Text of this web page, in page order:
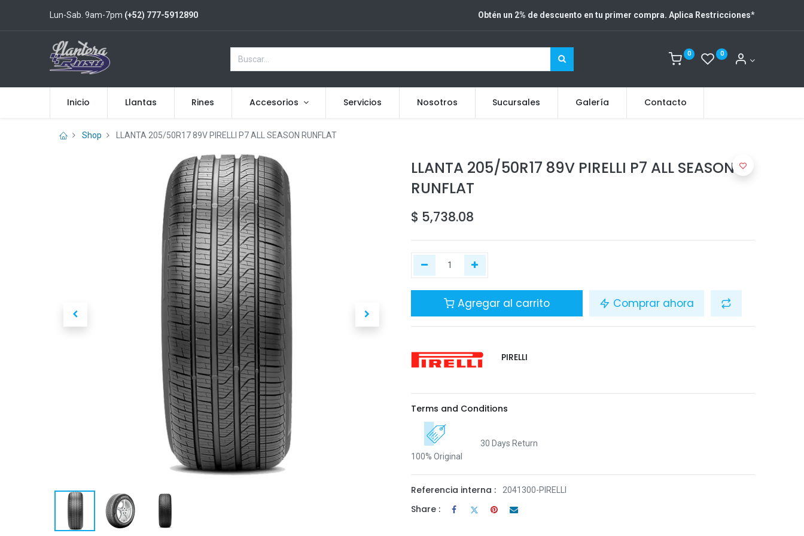
Lun-Sab. 9am-7pm (+52) 777-5912890 Obtén un 2% de descuento en tu primer compra. Aplica Restricciones*
0 0
Inicio Llantas Rines Accesorios Servicios Nosotros Sucursales Galería Contacto
Shop LLANTA 205/50R17 89V PIRELLI P7 ALL SEASON RUNFLAT
LLANTA 205/50R17 89V PIRELLI P7 ALL SEASON
RUNFLAT
$ 5,738.08
Agregar al carrito Comprar ahora
PIRELLI
Terms and Conditions
100% Original
30 Days Return
Referencia interna : 2041300-PIRELLI
Share :